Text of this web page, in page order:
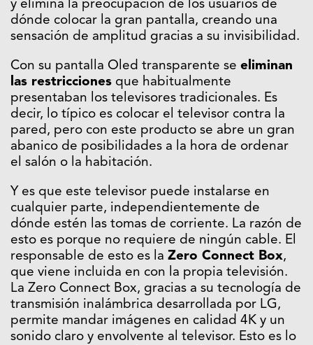
y elimina la preocupación de los usuarios de
dónde colocar la gran pantalla, creando una
sensación de amplitud gracias a su invisibilidad.
Con su pantalla Oled transparente se eliminan
las restricciones que habitualmente
presentaban los televisores tradicionales. Es
decir, lo típico es colocar el televisor contra la
pared, pero con este producto se abre un gran
abanico de posibilidades a la hora de ordenar
el salón o la habitación.
Y es que este televisor puede instalarse en
cualquier parte, independientemente de
dónde estén las tomas de corriente. La razón de
esto es porque no requiere de ningún cable. El
responsable de esto es la Zero Connect Box,
que viene incluida en con la propia televisión.
La Zero Connect Box, gracias a su tecnología de
transmisión inalámbrica desarrollada por LG,
permite mandar imágenes en calidad 4K y un
sonido claro y envolvente al televisor. Esto es lo